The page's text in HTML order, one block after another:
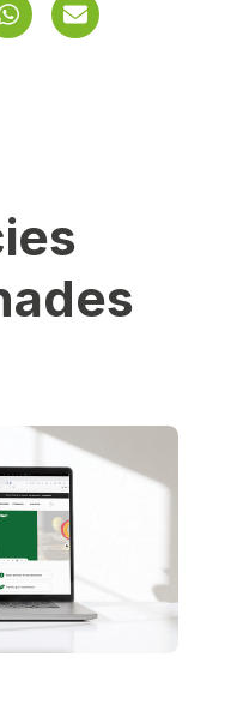
en finestra
S'obre en finestra
WhatsappCorreu